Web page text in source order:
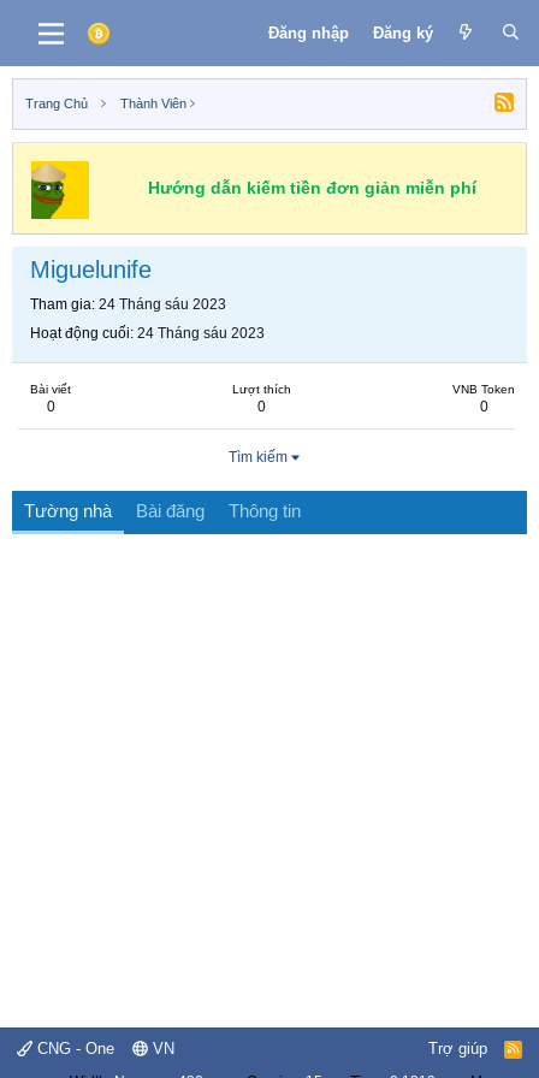
Đăng nhập Đăng ký
Trang Chủ Thành Viên
Hướng dẫn kiếm tiền đơn giản miễn phí
Miguelunife
Tham gia 24 Tháng sáu 2023
Hoạt động cuối 24 Tháng sáu 2023
Bài viết
0
Lượt thích
0
VNB Token
0
Tìm kiếm
Tường nhà Bài đăng Thông tin
CNG - One VN Trợ giúp
R